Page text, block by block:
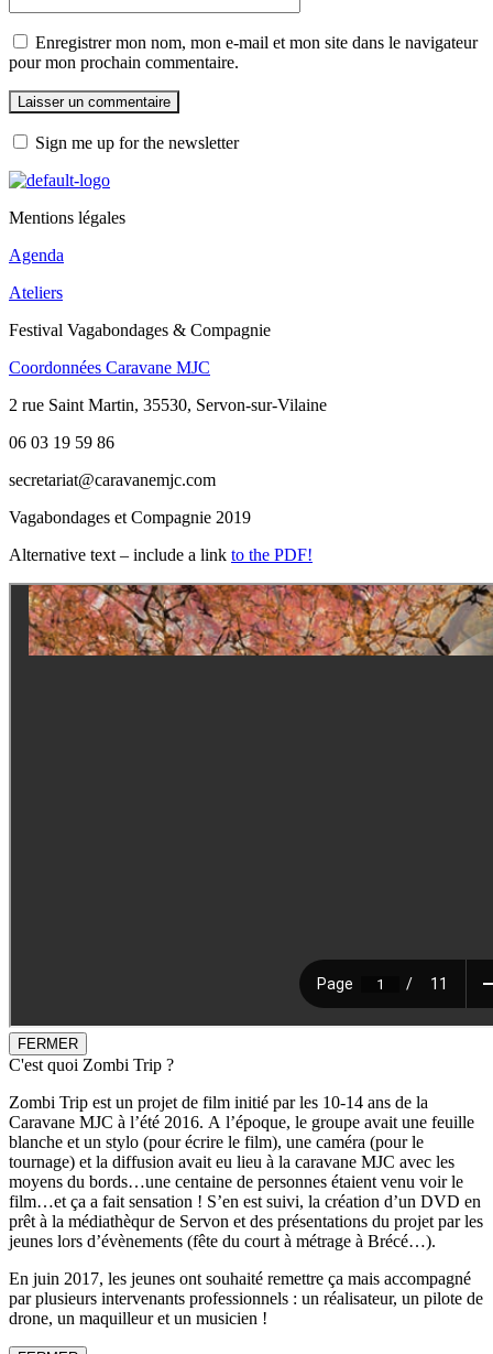
Enregistrer mon nom, mon e-mail et mon site dans le navigateur
pour mon prochain commentaire.
Sign me up for the newsletter
Mentions légales
Agenda
Ateliers
Festival Vagabondages & Compagnie
Coordonnées Caravane MJC
2 rue Saint Martin, 35530, Servon-sur-Vilaine
06 03 19 59 86
secretariat@caravanemjc.com
Vagabondages et Compagnie 2019
Alternative text – include a link to the PDF!
FERMER
C'est quoi Zombi Trip ?
Zombi Trip est un projet de film initié par les 10-14 ans de la
Caravane MJC à l’été 2016. A l’époque, le groupe avait une feuille
blanche et un stylo (pour écrire le film), une caméra (pour le
tournage) et la diffusion avait eu lieu à la caravane MJC avec les
moyens du bords…une centaine de personnes étaient venu voir le
film…et ça a fait sensation ! S’en est suivi, la création d’un DVD en
prêt à la médiathèqur de Servon et des présentations du projet par les
jeunes lors d’évènements (fête du court à métrage à Brécé…).
En juin 2017, les jeunes ont souhaité remettre ça mais accompagné
par plusieurs intervenants professionnels : un réalisateur, un pilote de
drone, un maquilleur et un musicien !